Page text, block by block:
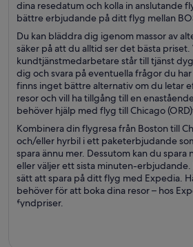
dina resedatum och kolla in anslutande
bättre erbjudande på ditt flyg mellan
Du kan bläddra dig igenom massor av
säker på att du alltid ser det bästa priset.
kundtjänstmedarbetare står till tjänst
dig och svara på eventuella frågor du
finns inget bättre alternativ om du letar
resor och vill ha tillgång till en
behöver hjälp med flyg till Chicago
Kombinera din flygresa från Boston till
och/eller hyrbil i ett paketerbjudande
spara ännu mer. Dessutom kan du spara
eller väljer ett sista minuten-erbjudande.
sätt att spara på ditt flyg med Expedia.
behöver för att boka dina resor – hos
fyndpriser.